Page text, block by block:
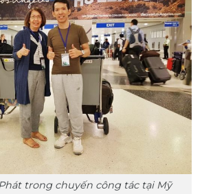
trong chuyến công tác tại Mỹ